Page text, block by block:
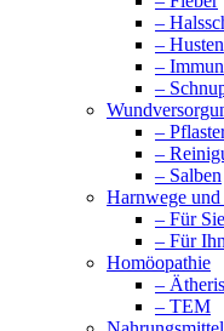
–
– Husten
–
–
–
–
– Salben
Harnwege und
– Für Sie
– Für Ihn
Homöopathie
–
– TEM